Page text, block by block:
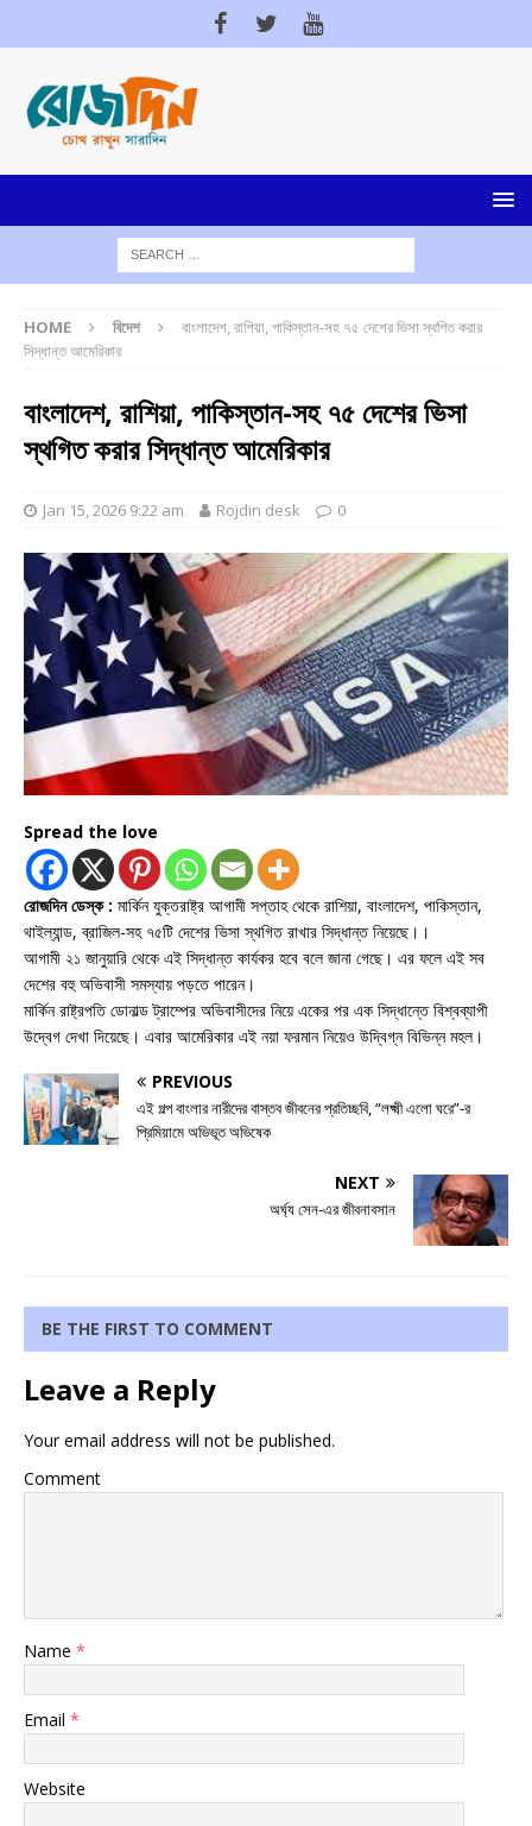
HOME বিদেশ
বাংলাদেশ, রাশিয়া, পাকিস্তান-সহ ৭৫ দেশের ভিসা স্থগিত করার
সিদ্ধান্ত আমেরিকার
বাংলাদেশ, রাশিয়া, পাকিস্তান-সহ ৭৫ দেশের ভিসা
স্থগিত করার সিদ্ধান্ত আমেরিকার
Jan 15, 2026 9:22 am Rojdin desk 0
Spread the love
রোজদিন ডেস্ক : মার্কিন যুক্তরাষ্ট্র আগামী সপ্তাহ থেকে রাশিয়া, বাংলাদেশ, পাকিস্তান,
থাইল্যান্ড, ব্রাজিল-সহ ৭৫টি দেশের ভিসা স্থগিত রাখার সিদ্ধান্ত নিয়েছে।।
আগামী ২১ জানুয়ারি থেকে এই সিদ্ধান্ত কার্যকর হবে বলে জানা গেছে। এর ফলে এই সব
দেশের বহু অভিবাসী সমস্যায় পড়তে পারেন।
মার্কিন রাষ্ট্রপতি ডোনাল্ড ট্রাম্পের অভিবাসীদের নিয়ে একের পর এক সিদ্ধান্তে বিশ্বব্যাপী
উদ্বেগ দেখা দিয়েছে। এবার আমেরিকার এই নয়া ফরমান নিয়েও উদ্বিগ্ন বিভিন্ন মহল।
PREVIOUS
এই গল্প বাংলার নারীদের বাস্তব জীবনের প্রতিচ্ছবি, “লক্ষ্মী এলো ঘরে”-র
প্রিমিয়ামে অভিভূত অভিষেক
NEXT
অর্ঘ্য সেন-এর জীবনাবসান
BE THE FIRST TO COMMENT
Leave a Reply
Your email address will not be published.
Comment
Name *
Email *
Website